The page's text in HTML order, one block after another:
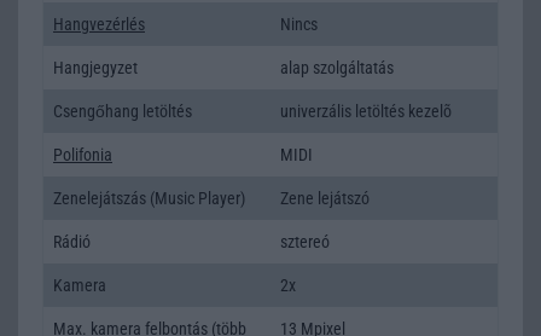
Hangvezérlés Nincs
Hangjegyzet alap szolgáltatás
Csengőhang letöltés univerzális letöltés kezelõ
Polifonia MIDI
Zenelejátszás (Music Player) Zene lejátszó
Rádió sztereó
Kamera 2x
Max. kamera felbontás (több
13 Mpixel